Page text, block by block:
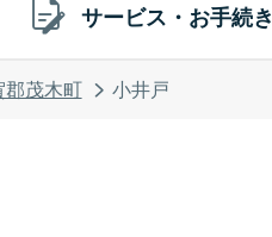
サービス・お手続き
郡茂木町 小井戸